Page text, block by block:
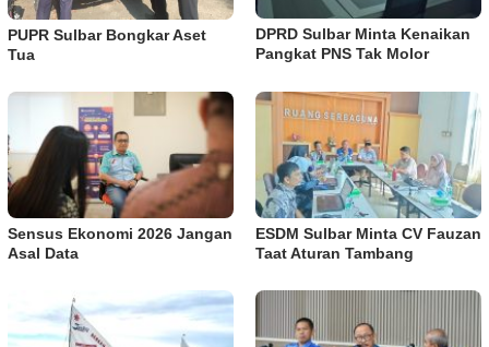
PUPR Sulbar Bongkar Aset
Tua
DPRD Sulbar Minta Kenaikan
Pangkat PNS Tak Molor
Sensus Ekonomi 2026 Jangan
Asal Data
ESDM Sulbar Minta CV Fauzan
Taat Aturan Tambang